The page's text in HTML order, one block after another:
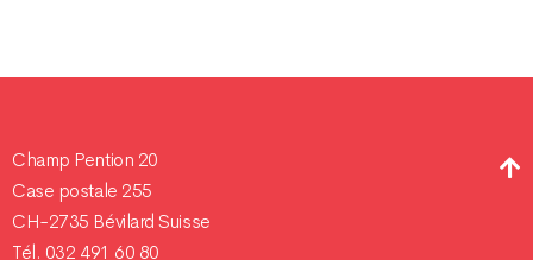
Champ Pention 20
Case postale 255
CH-2735 Bévilard Suisse
Tél. 032 491 60 80